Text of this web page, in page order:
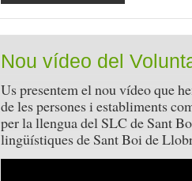
Nou vídeo del
Us presentem el nou vídeo que
de les persones i establiments
per la llengua del SLC de Sant
lingüístiques de Sant Boi de